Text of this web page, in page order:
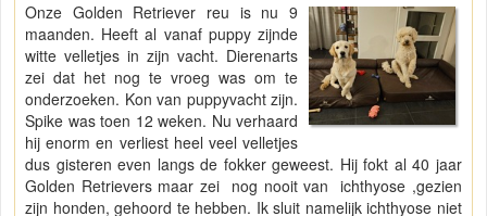
Onze Golden Retriever reu is nu 9
maanden. Heeft al vanaf puppy zijnde
witte velletjes in zijn vacht. Dierenarts
zei dat het nog te vroeg was om te
onderzoeken. Kon van puppyvacht zijn.
Spike was toen 12 weken. Nu verhaard
hij enorm en verliest heel veel velletjes
dus gisteren even langs de fokker geweest. Hij fokt al 40 jaar
Golden Retrievers maar zei nog nooit van ichthyose ,gezien
zijn honden, gehoord te hebben. Ik sluit namelijk ichthyose niet